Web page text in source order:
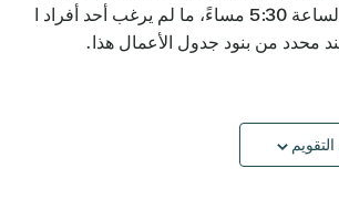
من الاجتماع في الساعة 5:30 مساءً، ما لم يرغب أحد أفراد
محدد من بنود جدول الأعمال هذا.